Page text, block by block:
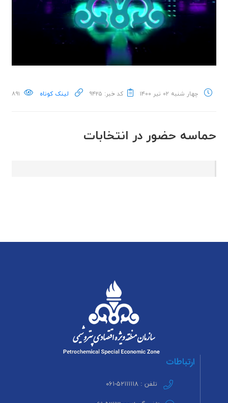
چهار شنبه ۰۲ تیر ۱۴۰۰ کد خبر: ۹۴۲۵ لینک کوتاه ۸۹۱
حماسه حضور در انتخابات
ارتباطات
تلفن : ۵۲۱۱۱۱۱۸-۰۶۱